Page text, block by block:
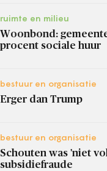
ruimte en milieu
Woonbond:
procent sociale huur
bestuur en organisatie
Erger dan Trump
bestuur en organisatie
Schouten was 'niet
subsidiefraude